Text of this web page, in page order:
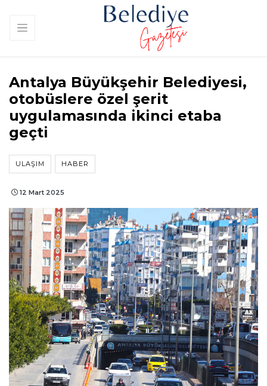
Antalya Büyükşehir Belediyesi,
otobüslere özel şerit
uygulamasında ikinci etaba
geçti
ULAŞIM HABER
12 Mart 2025